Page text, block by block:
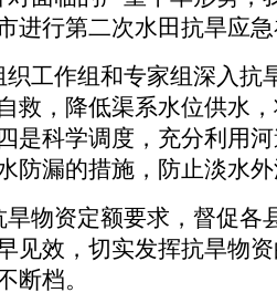
进行第二次水田抗旱应
织工作组和专家组深入
救，降低渠系水位供水
是科学调度，充分利用
防漏的措施，防止淡水
旱物资定额要求，督促
见效，切实发挥抗旱物
断档。